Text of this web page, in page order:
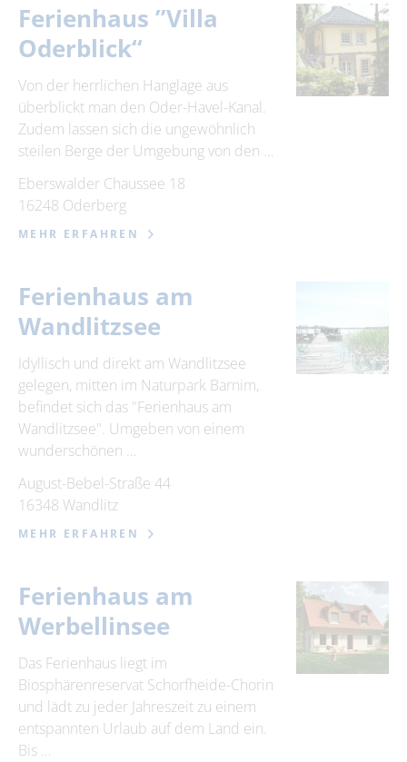
Ferienhaus ”Villa
Oderblick“
Von der herrlichen Hanglage aus
überblickt man den Oder-Havel-Kanal.
Zudem lassen sich die ungewöhnlich
steilen Berge der Umgebung von den …
Eberswalder Chaussee 18
16248 Oderberg
MEHR ERFAHREN
Ferienhaus am
Wandlitzsee
Idyllisch und direkt am Wandlitzsee
gelegen, mitten im Naturpark Barnim,
befindet sich das "Ferienhaus am
Wandlitzsee". Umgeben von einem
wunderschönen …
August-Bebel-Straße 44
16348 Wandlitz
MEHR ERFAHREN
Ferienhaus am
Werbellinsee
Das Ferienhaus liegt im
Biosphärenreservat Schorfheide-Chorin
und lädt zu jeder Jahreszeit zu einem
entspannten Urlaub auf dem Land ein.
Bis …